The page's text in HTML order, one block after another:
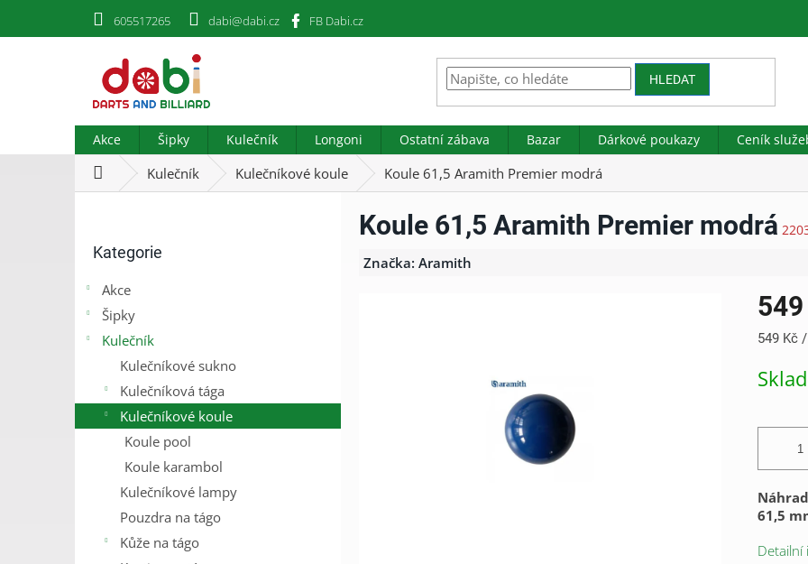
605517265 dabi@dabi.cz FB Dabi.cz
HLEDAT
Akce Šipky Kulečník Longoni Ostatní zábava Bazar Dárkové poukazy Ceník
DomůKulečník Kulečníkové koule Koule 61,5 Aramith Premier modrá
a
kategorie
Kategorie
Akce
Šipky
Kulečník
Kulečníkové sukno
Kulečníková tága
Kulečníkové koule
Koule pool
Koule karambol
Kulečníkové lampy
Pouzdra na tágo
Kůže na tágo
Koule 61,5 Aramith Premier modrá
Značka: Aramith
Měrná
549 Kč
61,5
Detailní